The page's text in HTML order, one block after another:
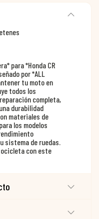
para *Honda CR
por *ALL
tu moto en
todos los
completa,
durabilidad
materiales de
los modelos
sistema de ruedas.
con este